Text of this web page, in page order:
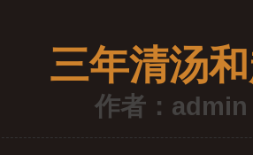
三年清汤
作者：admin